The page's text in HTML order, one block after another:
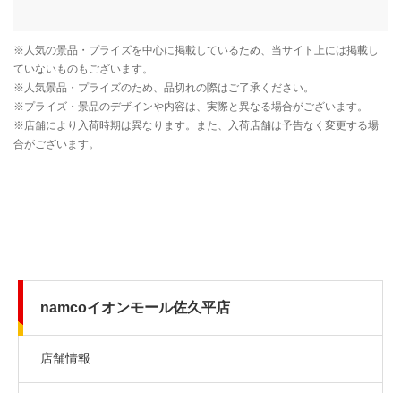
namcoイオンモール佐久平店
店舗情報